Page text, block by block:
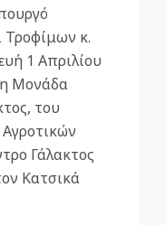
Τροφίμων κ.
1 Απριλίου
Μονάδα
του
Γάλακτος
Κατσικά